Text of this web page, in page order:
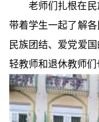
老师们扎根在
带着学生一起了解
民族团结、爱党爱
轻教师和退休教师们